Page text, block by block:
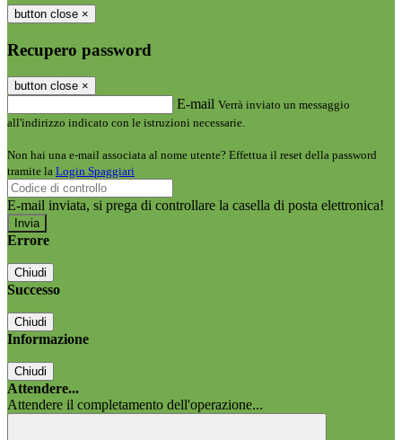
button close ×
Recupero password
button close ×
E-mail Verrà inviato un messaggio
all'indirizzo indicato con le istruzioni necessarie.
Non hai una e-mail associata al nome utente? Effettua il reset della password
tramite la Login Spaggiari
E-mail inviata, si prega di controllare la casella di posta elettronica!
Errore
Chiudi
Successo
Chiudi
Informazione
Chiudi
Attendere...
Attendere il completamento dell'operazione...